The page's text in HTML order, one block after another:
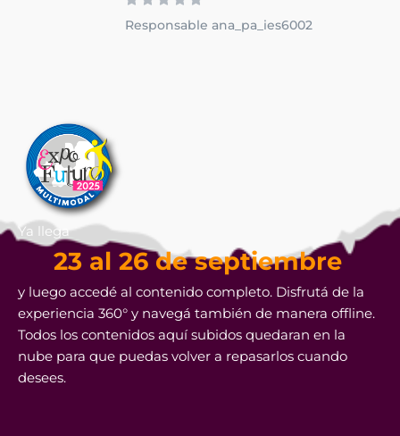
Responsable ana_pa_ies6002
Ya llega
23 al 26 de septiembre
y luego accedé al contenido completo. Disfrutá de la
experiencia 360° y navegá también de manera offline.
Todos los contenidos aquí subidos quedaran en la
nube para que puedas volver a repasarlos cuando
desees.